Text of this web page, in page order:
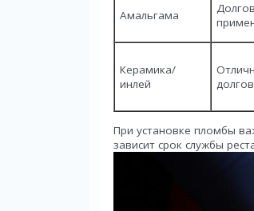
Амальгама
Керамика/
инлей
При установке пломбы
зависит срок службы